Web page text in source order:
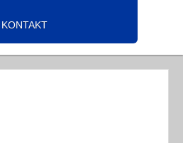
KONTAKT